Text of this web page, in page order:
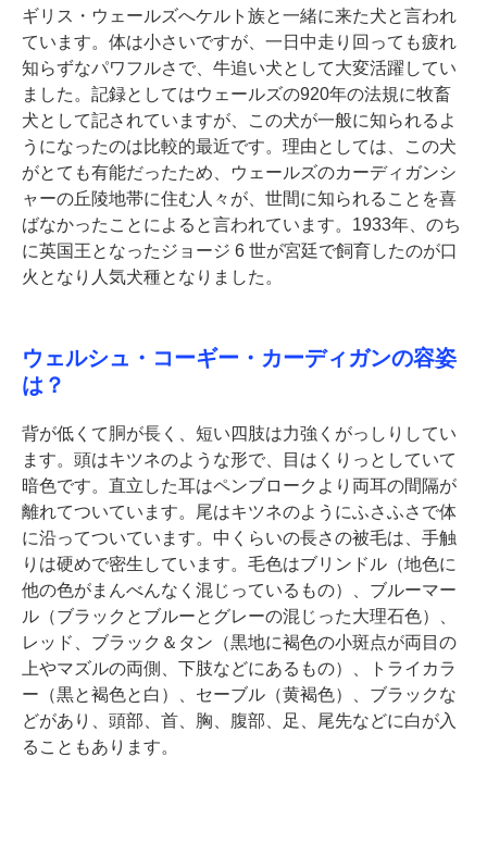
ギリス・ウェールズへケルト族と一緒に来た犬と言われ
ています。体は小さいですが、一日中走り回っても疲れ
知らずなパワフルさで、牛追い犬として大変活躍してい
ました。記録としてはウェールズの920年の法規に牧畜
犬として記されていますが、この犬が一般に知られるよ
うになったのは比較的最近です。理由としては、この犬
がとても有能だったため、ウェールズのカーディガンシ
ャーの丘陵地帯に住む人々が、世間に知られることを喜
ばなかったことによると言われています。1933年、のち
に英国王となったジョージ 6 世が宮廷で飼育したのが口
火となり人気犬種となりました。
ウェルシュ・コーギー・カーディガンの容姿
は？
背が低くて胴が長く、短い四肢は力強くがっしりしてい
ます。頭はキツネのような形で、目はくりっとしていて
暗色です。直立した耳はペンブロークより両耳の間隔が
離れてついています。尾はキツネのようにふさふさで体
に沿ってついています。中くらいの長さの被毛は、手触
りは硬めで密生しています。毛色はブリンドル（地色に
他の色がまんべんなく混じっているもの）、ブルーマー
ル（ブラックとブルーとグレーの混じった大理石色）、
レッド、ブラック＆タン（黒地に褐色の小斑点が両目の
上やマズルの両側、下肢などにあるもの）、トライカラ
ー（黒と褐色と白）、セーブル（黄褐色）、ブラックな
どがあり、頭部、首、胸、腹部、足、尾先などに白が入
ることもあります。